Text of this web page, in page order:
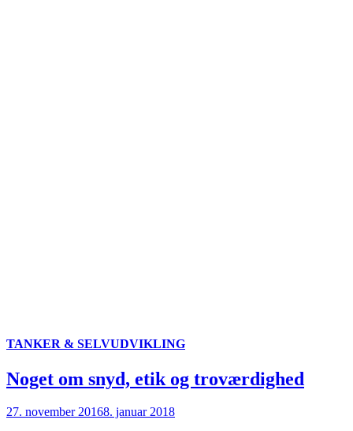
TANKER & SELVUDVIKLING
Noget om snyd, etik og troværdighed
27. november 20168. januar 2018